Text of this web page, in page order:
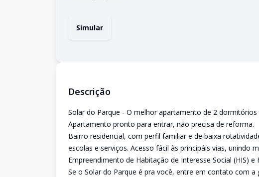
Simular
Descrição
Solar do Parque - O melhor apartamento de 2
Apartamento pronto para entrar, não precisa de reforma.
Bairro residencial, com perfil familiar e de baixa
escolas e serviços. Acesso fácil às principáis vias, unindo
Empreendimento de Habitação de Interesse Social (HIS)
Se o Solar do Parque é pra você, entre em contato com a